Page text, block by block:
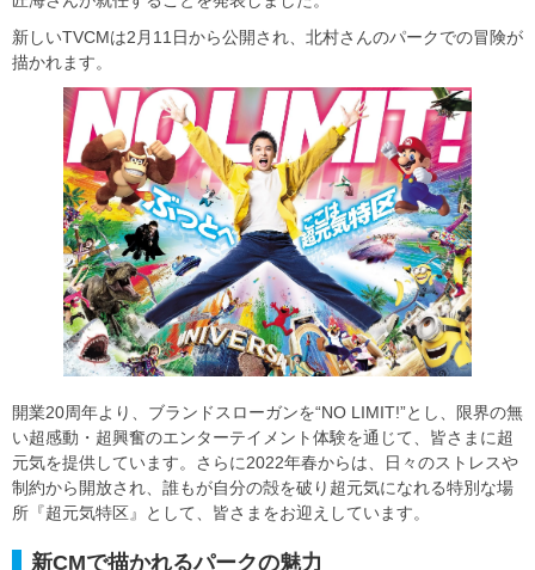
新しいTVCMは2月11日から公開され、北村さんのパークでの冒険が
描かれます。
開業20周年より、ブランドスローガンを“NO LIMIT!”とし、限界の無
い超感動・超興奮のエンターテイメント体験を通じて、皆さまに超
元気を提供しています。さらに2022年春からは、日々のストレスや
制約から開放され、誰もが自分の殻を破り超元気になれる特別な場
所『超元気特区』として、皆さまをお迎えしています。
新CMで描かれるパークの魅力